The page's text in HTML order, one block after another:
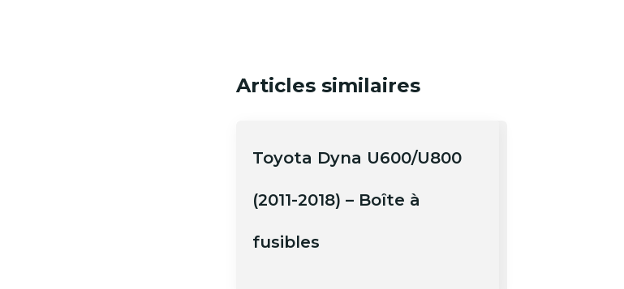
Articles similaires
Toyota Dyna U600/U800
(2011-2018) – Boîte à
fusibles